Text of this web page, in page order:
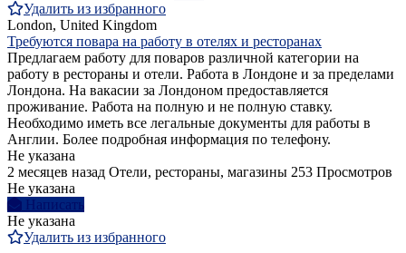
Удалить из избранного
London, United Kingdom
Требуются повара на работу в отелях и ресторанах
Предлагаем работу для поваров различной категории на
работу в рестораны и отели. Работа в Лондоне и за пределами
Лондона. На вакасии за Лондоном предоставляется
проживание. Работа на полную и не полную ставку.
Необходимо иметь все легальные документы для работы в
Англии. Более подробная информация по телефону.
Не указана
2 месяцев назад Отели, рестораны, магазины 253 Просмотров
Не указана
Написать
Не указана
Удалить из избранного